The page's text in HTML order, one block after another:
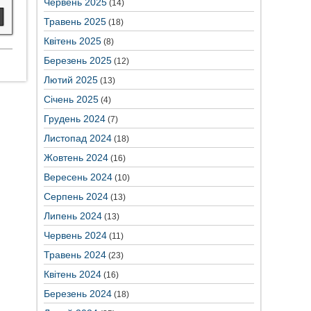
(14)
Травень 2025(18)
Квітень 2025(8)
Березень 2025(12)
Лютий 2025(13)
Січень 2025(4)
Грудень 2024(7)
Листопад 2024(18)
Жовтень 2024(16)
Вересень 2024(10)
Серпень 2024(13)
Липень 2024(13)
Червень 2024(11)
Травень 2024(23)
Квітень 2024(16)
Березень 2024(18)